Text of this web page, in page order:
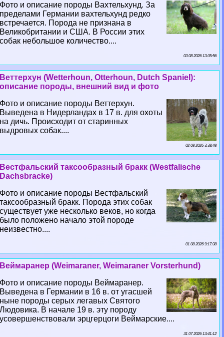
Фото и описание породы Вахтельхунд. За
пределами Германии вахтельхунд редко
встречается. Порода не признана в
Великобритании и США. В России этих
собак небольшое количество....
03 08 2026 13:35:56
Веттерхун (Wetterhoun, Otterhoun, Dutch Spaniel):
описание породы, внешний вид и фото
Фото и описание породы Веттерхун.
Выведена в Нидерландах в 17 в. для охоты
на дичь. Происходит от старинных
выдровых собак....
02 08 2026 3:38:48
Вестфальский таксообразный бpaкк (Westfalische
Dachsbracke)
Фото и описание породы Вестфальский
таксообразный бpaкк. Порода этих собак
существует уже несколько веков, но когда
было положено начало этой породе
неизвестно....
01 08 2026 9:17:38
Веймаранер (Weimaraner, Weimaraner Vorsterhund)
Фото и описание породы Веймаранер.
Выведена в Германии в 16 в. от угасшей
ныне породы серых легавых Святого
Людовика. В начале 19 в. эту породу
усовершенствовали эрцгерцоги Веймарские....
31 07 2026 13:41:12